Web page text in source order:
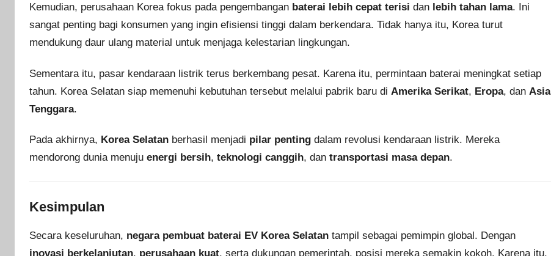
Kemudian, perusahaan Korea fokus pada pengembangan baterai lebih cepat terisi dan lebih tahan lama. Ini
sangat penting bagi konsumen yang ingin efisiensi tinggi dalam berkendara. Tidak hanya itu, Korea turut
mendukung daur ulang material untuk menjaga kelestarian lingkungan.
Sementara itu, pasar kendaraan listrik terus berkembang pesat. Karena itu, permintaan baterai meningkat setiap
tahun. Korea Selatan siap memenuhi kebutuhan tersebut melalui pabrik baru di Amerika Serikat, Eropa, dan Asia
Tenggara.
Pada akhirnya, Korea Selatan berhasil menjadi pilar penting dalam revolusi kendaraan listrik. Mereka
mendorong dunia menuju energi bersih, teknologi canggih, dan transportasi masa depan.
Kesimpulan
Secara keseluruhan, negara pembuat baterai EV Korea Selatan tampil sebagai pemimpin global. Dengan
inovasi berkelanjutan, perusahaan kuat, serta dukungan pemerintah, posisi mereka semakin kokoh. Karena itu,